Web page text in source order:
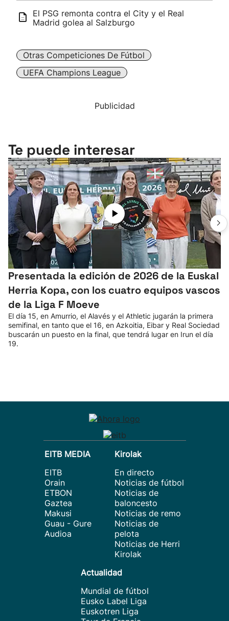
El PSG remonta contra el City y el Real
Madrid golea al Salzburgo
Otras Competiciones De Fútbol
UEFA Champions League
Publicidad
Te puede interesar
Presentada la edición de 2026 de la Euskal
Herria Kopa, con los cuatro equipos vascos
de la Liga F Moeve
El día 15, en Amurrio, el Alavés y el Athletic jugarán la primera
semifinal, en tanto que el 16, en Azkoitia, Eibar y Real Sociedad
buscarán un puesto en la final, que tendrá lugar en Irun el día
19.
EITB MEDIA
EITB
Orain
ETBON
Gaztea
Makusi
Guau - Gure
Audioa
Kirolak
En directo
Noticias de fútbol
Noticias de
baloncesto
Noticias de remo
Noticias de
pelota
Noticias de Herri
Kirolak
Actualidad
Mundial de fútbol
Eusko Label Liga
Euskotren Liga